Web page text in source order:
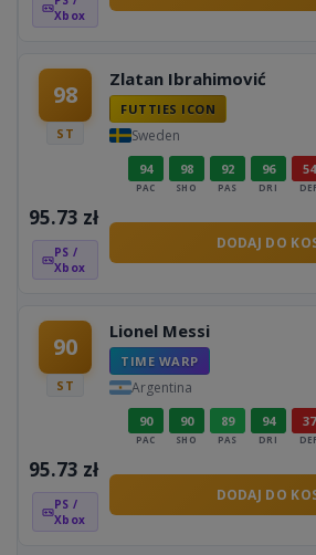
Xbox
98
ST
Zlatan Ibrahimović
FUTTIES ICON
Sweden
94
PAC
98
SHO
92
PAS
96
DRI
54
DEF
95.73 zł
PS /
Xbox
DODAJ DO
90
ST
Lionel Messi
TIME WARP
Argentina
90
PAC
90
SHO
89
PAS
94
DRI
37
DEF
95.73 zł
PS /
Xbox
DODAJ DO